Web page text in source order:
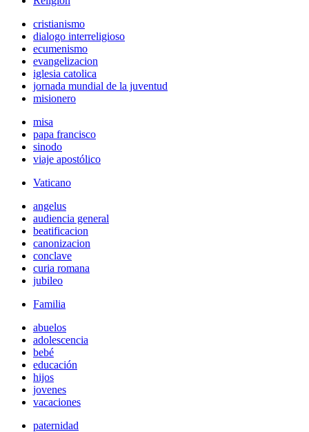
cristianismo
dialogo interreligioso
ecumenismo
evangelizacion
iglesia catolica
jornada mundial de la juventud
misionero
misa
papa francisco
sinodo
viaje apostólico
Vaticano
angelus
audiencia general
beatificacion
canonizacion
conclave
curia romana
jubileo
Familia
abuelos
adolescencia
bebé
educación
hijos
jovenes
vacaciones
paternidad